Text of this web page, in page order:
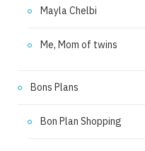
Mayla Chelbi
Me, Mom of twins
Bons Plans
Bon Plan Shopping